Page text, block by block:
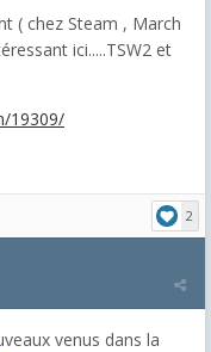
( chez Steam , March
ici.....TSW2 et
19309/
2
venus dans la